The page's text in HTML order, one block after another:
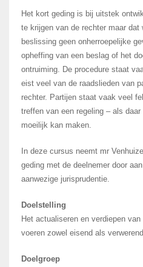
Het kort geding is bij uitstek
te krijgen van de rechter maar dat
beslissing geen onherroepelijke
opheffing van een beslag of het
ontruiming. De procedure staat
eist veel van de raadslieden van
rechter. Partijen staat vaak veel
treffen van een regeling – als
moeilijk kan maken.
In deze cursus neemt mr
geding met de deelnemer door
aanwezige jurisprudentie.
Doelstelling
Het actualiseren en verdiepen
voeren zowel eisend als
Doelgroep